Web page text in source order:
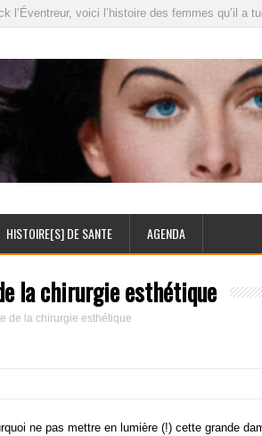
voici l’histoire des femmes qu’il a
HISTOIRE[S] DE SANTE AGENDA
la chirurgie esthétique
de la chirurgie esthétique
ne pas mettre en lumière (!) cette grande